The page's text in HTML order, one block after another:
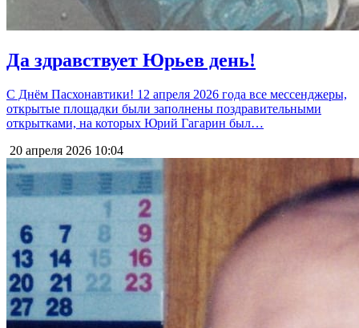
Да здравствует Юрьев день!
С Днём Пасхонавтики! 12 апреля 2026 года все мессенджеры,
открытые площадки были заполнены поздравительными
открытками, на которых Юрий Гагарин был…
20 апреля 2026 10:04